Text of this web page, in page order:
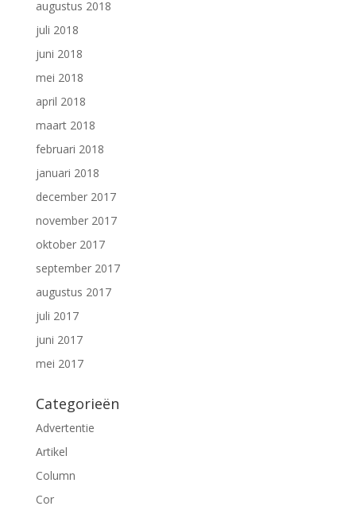
augustus 2018
juli 2018
juni 2018
mei 2018
april 2018
maart 2018
februari 2018
januari 2018
december 2017
november 2017
oktober 2017
september 2017
augustus 2017
juli 2017
juni 2017
mei 2017
Categorieën
Advertentie
Artikel
Column
Cor